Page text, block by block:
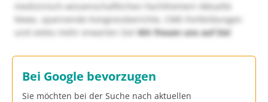
medizinisch-wissenschaftlichen Fachthemen! Aktuelle
News, spannende Kongressberichte, CME-Fortbildungen
und vieles mehr erwarten Sie!Wir freuen uns auf Sie!
Bei Google bevorzugen
Sie möchten bei der Suche nach aktuellen